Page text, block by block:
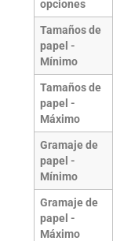
opciones
Tamaños de
papel -
Mínimo
Tamaños de
papel -
Máximo
Gramaje de
papel -
Mínimo
Gramaje de
papel -
Máximo